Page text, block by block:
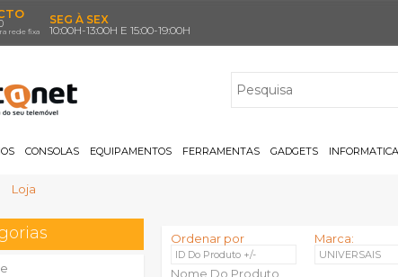
rede fixa
SEG À SEX
10:00H-13:00H E 15:00-19:00H
CONSOLAS EQUIPAMENTOS FERRAMENTAS GADGETS INFORMATICA
Loja
Ordenar por
ID Do Produto +/-
Nome Do Produto
Marca:
UNIVERSAIS